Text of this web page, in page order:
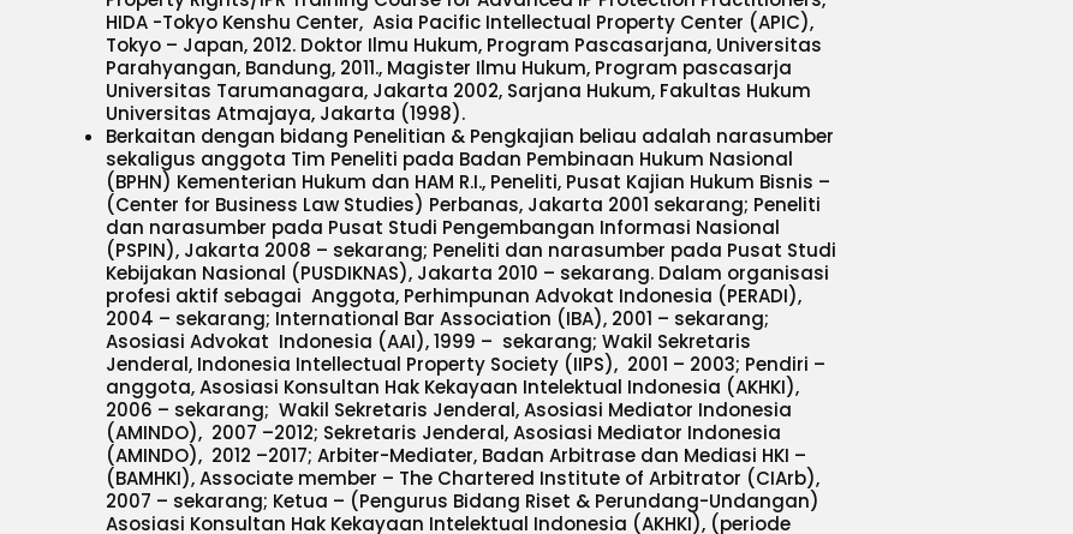
HIDA -Tokyo Kenshu Center, Asia Pacific Intellectual Property Center (APIC),
Tokyo – Japan, 2012. Doktor Ilmu Hukum, Program Pascasarjana, Universitas
Parahyangan, Bandung, 2011., Magister Ilmu Hukum, Program pascasarja
Universitas Tarumanagara, Jakarta 2002, Sarjana Hukum, Fakultas Hukum
Universitas Atmajaya, Jakarta (1998).
Berkaitan dengan bidang Penelitian & Pengkajian beliau adalah narasumber
sekaligus anggota Tim Peneliti pada Badan Pembinaan Hukum Nasional
(BPHN) Kementerian Hukum dan HAM R.I., Peneliti, Pusat Kajian Hukum Bisnis –
(Center for Business Law Studies) Perbanas, Jakarta 2001 sekarang; Peneliti
dan narasumber pada Pusat Studi Pengembangan Informasi Nasional
(PSPIN), Jakarta 2008 – sekarang; Peneliti dan narasumber pada Pusat Studi
Kebijakan Nasional (PUSDIKNAS), Jakarta 2010 – sekarang. Dalam organisasi
profesi aktif sebagai Anggota, Perhimpunan Advokat Indonesia (PERADI),
2004 – sekarang; International Bar Association (IBA), 2001 – sekarang;
Asosiasi Advokat Indonesia (AAI), 1999 – sekarang; Wakil Sekretaris
Jenderal, Indonesia Intellectual Property Society (IIPS), 2001 – 2003; Pendiri –
anggota, Asosiasi Konsultan Hak Kekayaan Intelektual Indonesia (AKHKI),
2006 – sekarang; Wakil Sekretaris Jenderal, Asosiasi Mediator Indonesia
(AMINDO), 2007 –2012; Sekretaris Jenderal, Asosiasi Mediator Indonesia
(AMINDO), 2012 –2017; Arbiter-Mediater, Badan Arbitrase dan Mediasi HKI –
(BAMHKI), Associate member – The Chartered Institute of Arbitrator (CIArb),
2007 – sekarang; Ketua – (Pengurus Bidang Riset & Perundang-Undangan)
Asosiasi Konsultan Hak Kekayaan Intelektual Indonesia (AKHKI), (periode